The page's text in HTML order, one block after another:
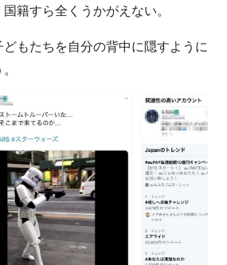
籍すら全くうかがえない。
もたちを自分の背中に隠すように